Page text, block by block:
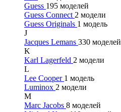
Guess 195 моделей
Guess Connect 2 модели
Guess Originals 1 модель
J
Jacques Lemans 330 моделей
K
Karl Lagerfeld 2 модели
L
Lee Cooper 1 модель
Luminox 2 модели
M
Marc Jacobs 8 моделей